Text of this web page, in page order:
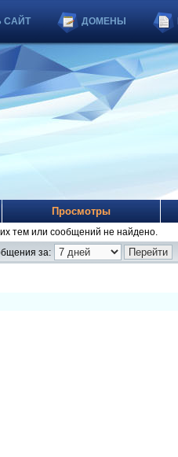
САЙТ ДОМЕНЫ
Просмотры
тем или сообщений не найдено.
за: